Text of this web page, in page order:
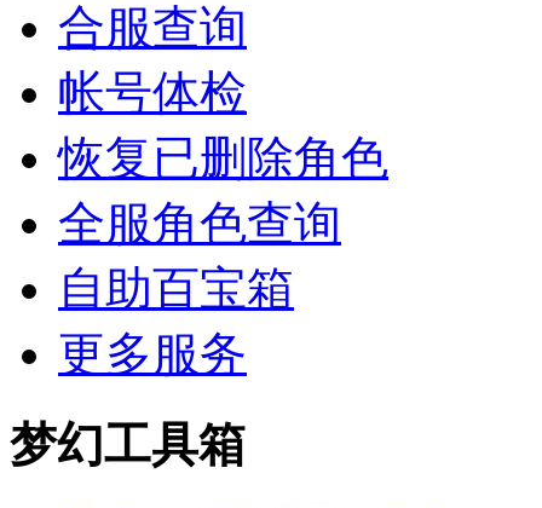
合服查询
帐号体检
恢复已删除角色
全服角色查询
自助百宝箱
更多服务
梦幻工具箱